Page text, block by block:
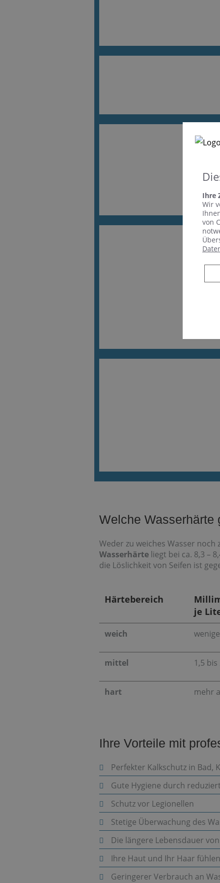
Welche Wasserhärte
Weder zu weiches Wasser
Wasserhärte liegt bei ca. 8,3 –
die Löslichkeit von Seifen ist
Härtebereich
je
weich
mittel 1,5
hart mehr
Ihre Vorteile mit
Perfekter Kalkschutz in Bad,
Gute Hygiene durch
Schutz vor Legionellen
Stetige Überwachung des
Die längere Lebensdauer
Ihre Haut und Ihr Haar
Geringerer Verbrauch an
Ihre
Wir
von